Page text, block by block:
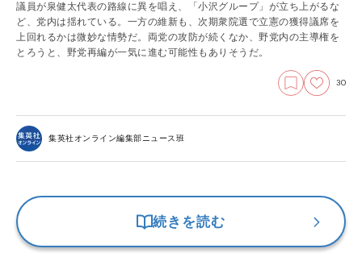
議員が泉健太代表の路線に異を唱え、「小沢グループ」が立ち上がるな
ど、党内は揺れている。一方の維新も、次期衆院選で立憲の獲得議席を
上回れるかは微妙な情勢だ。両党の攻防が続くなか、野党内の主導権を
とろうと、野党再編が一気に進む可能性もありそうだ。
30
集英社オンライン編集部ニュース班
続きを読む